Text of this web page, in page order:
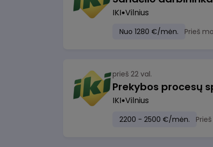
IKI Vilnius
Nuo 1280 €/mėn. Prieš
prieš 22 val.
Prekybos procesų
IKI Vilnius
2200 - 2500 €/mėn.